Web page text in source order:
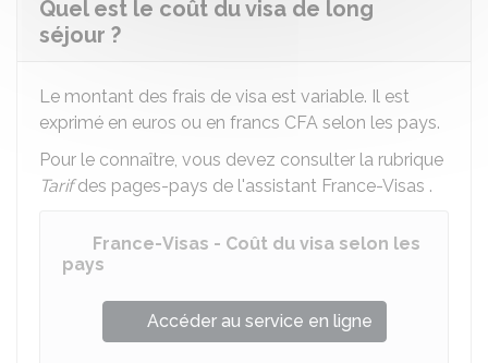
Quel est le coût du visa de long
séjour ?
Le montant des frais de visa est variable. Il est
exprimé en euros ou en francs CFA selon les pays.
Pour le connaître, vous devez consulter la rubrique
Tarifdes pages-pays de l'assistant France-Visas .
France-Visas - Coût du visa selon les
pays
Accéder au service en ligne